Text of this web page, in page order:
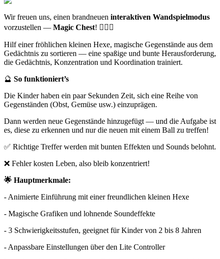
Wir freuen uns, einen brandneuen interaktiven Wandspielmodus
vorzustellen — Magic Chest! 🧙‍♀️✨
Hilf einer fröhlichen kleinen Hexe, magische Gegenstände aus dem
Gedächtnis zu sortieren — eine spaßige und bunte Herausforderung,
die Gedächtnis, Konzentration und Koordination trainiert.
🔮 So funktioniert’s
Die Kinder haben ein paar Sekunden Zeit, sich eine Reihe von
Gegenständen (Obst, Gemüse usw.) einzuprägen.
Dann werden neue Gegenstände hinzugefügt — und die Aufgabe ist
es, diese zu erkennen und nur die neuen mit einem Ball zu treffen!
✅ Richtige Treffer werden mit bunten Effekten und Sounds belohnt.
❌ Fehler kosten Leben, also bleib konzentriert!
🌟 Hauptmerkmale:
- Animierte Einführung mit einer freundlichen kleinen Hexe
- Magische Grafiken und lohnende Soundeffekte
- 3 Schwierigkeitsstufen, geeignet für Kinder von 2 bis 8 Jahren
- Anpassbare Einstellungen über den Lite Controller